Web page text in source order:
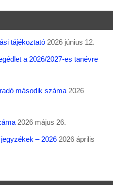
tájékoztató 2026 június 12.
a 2026/2027-es tanévre
második száma 2026
2026 május 26.
– 2026 2026 április